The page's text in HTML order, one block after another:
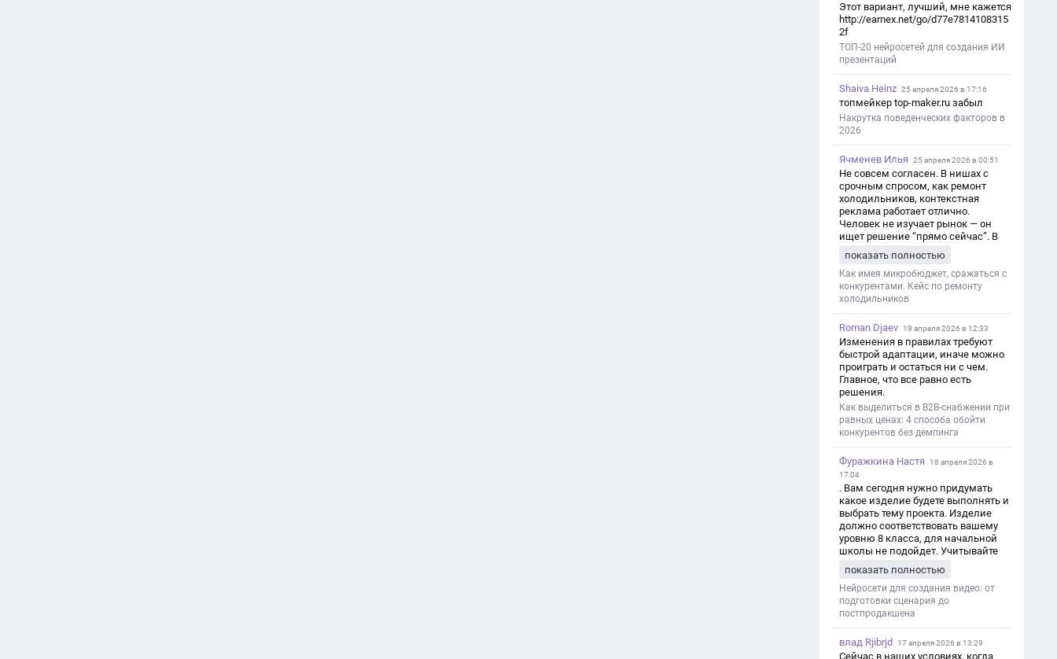
Этот вариант, лучший, мне кажется
http://earnex.net/go/d77e7814108315
2f
ТОП-20 нейросетей для создания ИИ
презентаций
Shaiva Heinz 25 апреля 2026 в 17:16
топмейкер top-maker.ru забыл
Накрутка поведенческих факторов в
2026
Ячменев Илья 25 апреля 2026 в 00:51
Не совсем согласен. В нишах с
срочным спросом, как ремонт
холодильников, контекстная
реклама работает отлично.
Человек не изучает рынок — он
ищет решение “прямо сейчас”. В
и ловит самый горячий трафик,
тогда как SEO в таких задачах
просто не успевает.
показать полностью
Как имея микробюджет, сражаться с
конкурентами. Кейс по ремонту
холодильников
Roman Djaev 19 апреля 2026 в 12:33
Изменения в правилах требуют
быстрой адаптации, иначе можно
проиграть и остаться ни с чем.
Главное, что все равно есть
решения.
Как выделиться в B2B-снабжении при
равных ценах: 4 способа обойти
конкурентов без демпинга
Фуражкина Настя
18 апреля 2026 в
17:04
. Вам сегодня нужно придумать
какое изделие будете выполнять и
выбрать тему проекта. Изделие
должно соответствовать вашему
уровню 8 класса, для начальной
школы не подойдет. Учитывайте
уровня работы. Структура проекта 1.
Титульный лист - Название школы.
- Тип работы: «Проектная работа». -
Тема проекта. - Кто выполнил:
должность учителя. - Город, год. 2.
Введение - Актуальность темы
показать полностью
Нейросети для создания видео: от
подготовки сценария до
постпродакшена
влад Rjibrjd 17 апреля 2026 в 13:29
Сейчас в наших условиях, когда